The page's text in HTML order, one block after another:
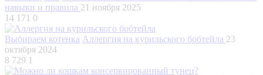
навыки и правила 21 ноября 2025
14 171 0
Выбираем котенка Аллергия на курильского бобтейла 23
октября 2024
8 729 1